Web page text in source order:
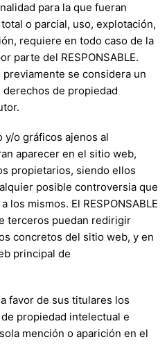
para la que fueran
o parcial, uso, explotación,
requiere en todo caso de la
parte del RESPONSABLE.
se considera un
de propiedad
y/o gráficos ajenos al
aparecer en el sitio web,
propietarios, siendo ellos
posible controversia que
los mismos. El RESPONSABLE
terceros puedan redirigir
concretos del sitio web, y en
principal de
favor de sus titulares los
propiedad intelectual e
mención o aparición en el